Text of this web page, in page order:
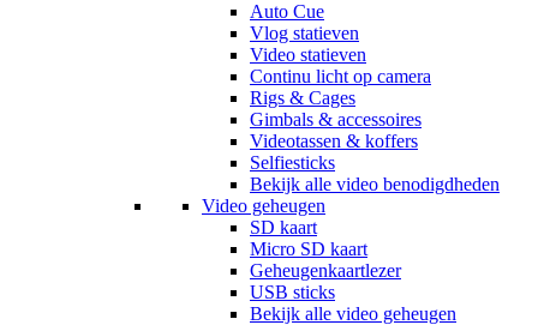
Auto Cue
Vlog statieven
Video statieven
Continu licht op camera
Rigs & Cages
Gimbals & accessoires
Videotassen & koffers
Selfiesticks
Bekijk alle video benodigdheden
Video geheugen
SD kaart
Micro SD kaart
Geheugenkaartlezer
USB sticks
Bekijk alle video geheugen